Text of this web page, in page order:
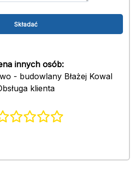
innych osób:
- budowlany Błażej Kowal
klienta